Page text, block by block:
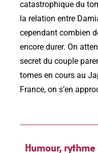
catastrophique du
la relation entre
cependant combien
encore durer. On
secret du couple
tomes en cours au
France, on s’en
Humour,